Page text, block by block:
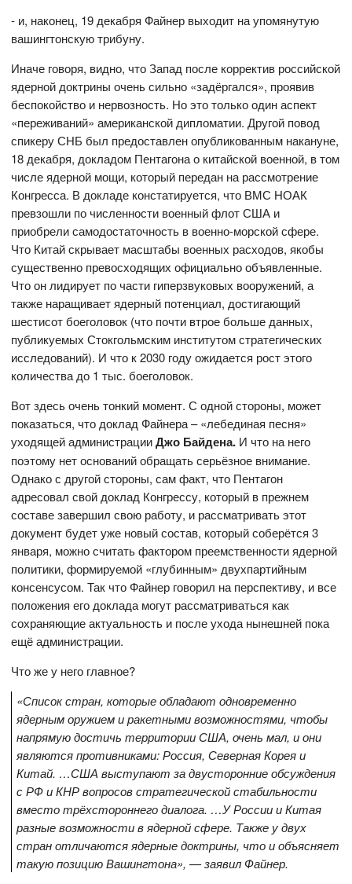
- и, наконец, 19 декабря Файнер выходит на упомянутую
вашингтонскую трибуну.
Иначе говоря, видно, что Запад после корректив российской
ядерной доктрины очень сильно «задёргался», проявив
беспокойство и нервозность. Но это только один аспект
«переживаний» американской дипломатии. Другой повод
спикеру СНБ был предоставлен опубликованным накануне,
18 декабря, докладом Пентагона о китайской военной, в том
числе ядерной мощи, который передан на рассмотрение
Конгресса. В докладе констатируется, что ВМС НОАК
превзошли по численности военный флот США и
приобрели самодостаточность в военно-морской сфере.
Что Китай скрывает масштабы военных расходов, якобы
существенно превосходящих официально объявленные.
Что он лидирует по части гиперзвуковых вооружений, а
также наращивает ядерный потенциал, достигающий
шестисот боеголовок (что почти втрое больше данных,
публикуемых Стокгольмским институтом стратегических
исследований). И что к 2030 году ожидается рост этого
количества до 1 тыс. боеголовок.
Вот здесь очень тонкий момент. С одной стороны, может
показаться, что доклад Файнера – «лебединая песня»
уходящей администрацииДжо Байдена. И что на него
поэтому нет оснований обращать серьёзное внимание.
Однако с другой стороны, сам факт, что Пентагон
адресовал свой доклад Конгрессу, который в прежнем
составе завершил свою работу, и рассматривать этот
документ будет уже новый состав, который соберётся 3
января, можно считать фактором преемственности ядерной
политики, формируемой «глубинным» двухпартийным
консенсусом. Так что Файнер говорил на перспективу, и все
положения его доклада могут рассматриваться как
сохраняющие актуальность и после ухода нынешней пока
ещё администрации.
Что же у него главное?
«Список стран, которые обладают одновременно
ядерным оружием и ракетными возможностями, чтобы
напрямую достичь территории США, очень мал, и они
являются противниками: Россия, Северная Корея и
Китай. …США выступают за двусторонние обсуждения
с РФ и КНР вопросов стратегической стабильности
вместо трёхстороннего диалога. …У России и Китая
разные возможности в ядерной сфере. Также у двух
стран отличаются ядерные доктрины, что и объясняет
такую позицию Вашингтона», — заявил Файнер.